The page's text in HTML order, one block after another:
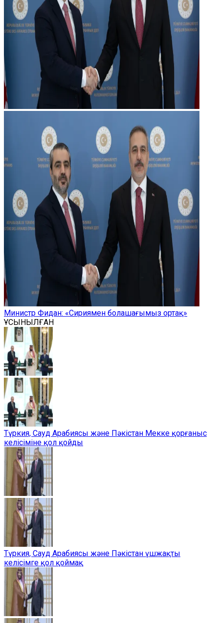
Министр Фидан: «Сириямен болашағымыз ортақ»
ҰСЫНЫЛҒАН
Түркия, Сауд Арабиясы және Пәкістан Мекке қорғаныс
келісіміне қол қойды
Түркия, Сауд Арабиясы және Пәкістан үшжақты
келісімге қол қоймақ